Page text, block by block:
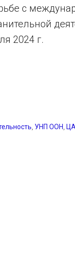
с
2024 г.
УНП ООН